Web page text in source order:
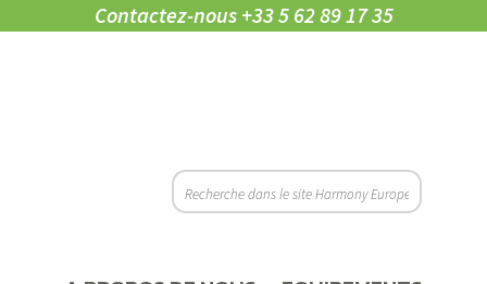
Contactez-nous +33 5 62 89 17 35